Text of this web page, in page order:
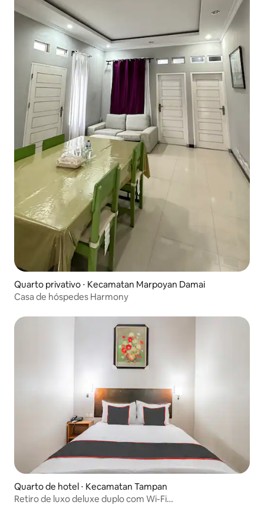
Quarto privativo ⋅ Kecamatan Marpoyan Damai
Casa de hóspedes Harmony
Quarto de hotel ⋅ Kecamatan Tampan
Retiro de luxo deluxe duplo com Wi-Fi